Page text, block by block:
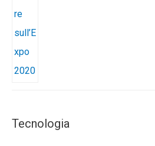
Tecnologia